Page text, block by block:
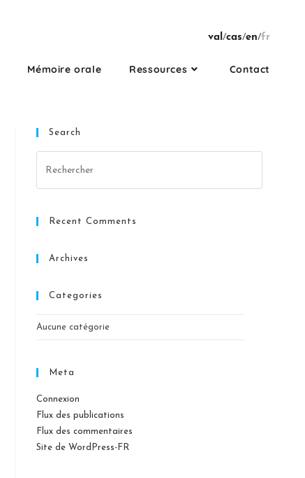
val/cas/en/fr
Mémoire orale Ressources Contact
Search
Recent Comments
Archives
Categories
Aucune catégorie
Meta
Connexion
Flux des publications
Flux des commentaires
Site de WordPress-FR